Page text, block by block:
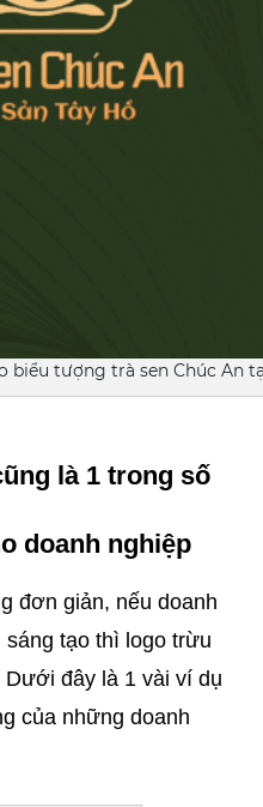
biểu tượng trà sen Chúc An
là 1 trong số
doanh nghiệp
đơn giản, nếu doanh
tạo thì logo trừu
đây là 1 vài ví dụ
của những doanh